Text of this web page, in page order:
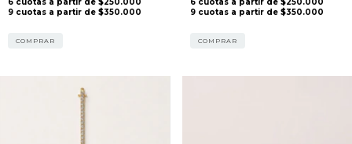
COMPRAR COMPRAR